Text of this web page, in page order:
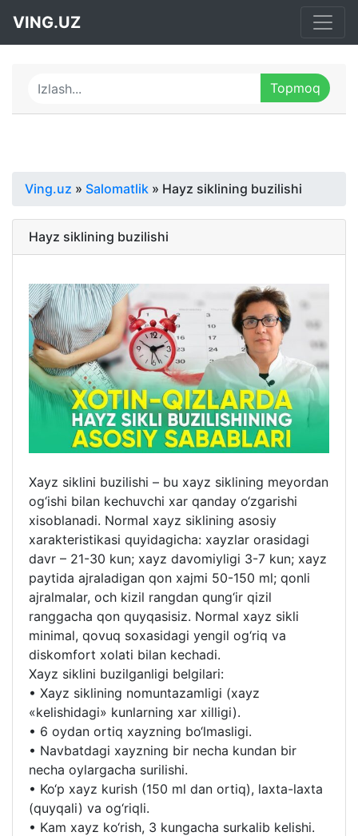
VING.UZ
Ving.uz » Salomatlik » Hayz siklining buzilishi
Hayz siklining buzilishi
Xayz siklini buzilishi – bu xayz siklining meyordan
og‘ishi bilan kechuvchi xar qanday o‘zgarishi
xisoblanadi. Normal xayz siklining asosiy
xarakteristikasi quyidagicha: xayzlar orasidagi
davr – 21-30 kun; xayz davomiyligi 3-7 kun; xayz
paytida ajraladigan qon xajmi 50-150 ml; qonli
ajralmalar, och kizil rangdan qung‘ir qizil
ranggacha qon quyqasisiz. Normal xayz sikli
minimal, qovuq soxasidagi yengil og‘riq va
diskomfort xolati bilan kechadi.
Xayz siklini buzilganligi belgilari:
• Xayz siklining nomuntazamligi (xayz
«kelishidagi» kunlarning xar xilligi).
• 6 oydan ortiq xayzning bo‘lmasligi.
• Navbatdagi xayzning bir necha kundan bir
necha oylargacha surilishi.
• Ko‘p xayz kurish (150 ml dan ortiq), laxta-laxta
(quyqali) va og‘riqli.
• Kam xayz ko‘rish, 3 kungacha surkalib kelishi.